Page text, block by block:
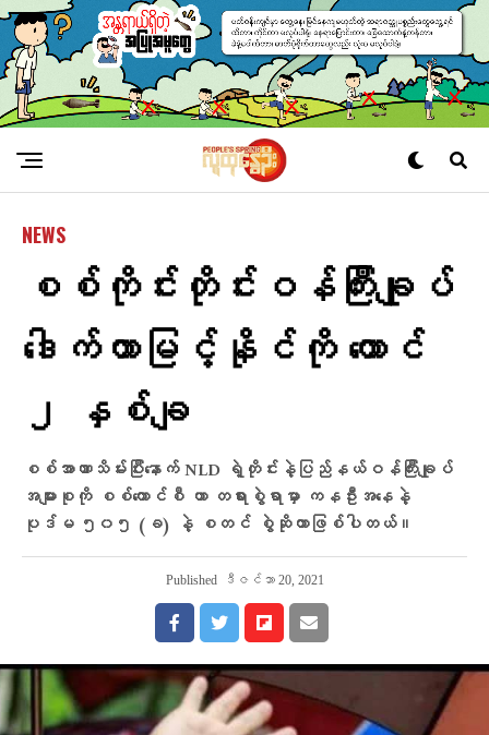
NEWS
စစ်ကိုင်းတိုင်းဝန်ကြီးချုပ်
ဒေါက်တာမြင့်နိုင်ကို ထောင်
၂ နှစ်ချ
စစ်အာဏာသိမ်းပြီးနောက် NLD ရဲ့တိုင်းနဲ့ပြည်နယ်ဝန်ကြီးချုပ်
အများစုကို စစ်ကောင်စီ ဟာ တရားစွဲရာမှာ ကနဦးအနေနဲ့
ပုဒ်မ ၅၀၅ (ခ) နဲ့ စတင် စွဲဆိုတာဖြစ်ပါတယ်။
Published ဒီဇင်ဘာ 20, 2021